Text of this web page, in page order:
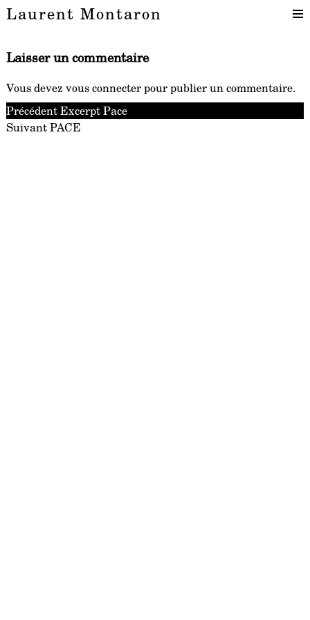
Laurent Montaron
Laisser un commentaire
Vous devez vous connecterpour publier un commentaire.
Navigation
de
PrécédentArticle
précédent :
Excerpt Pace
SuivantArticle
PACE